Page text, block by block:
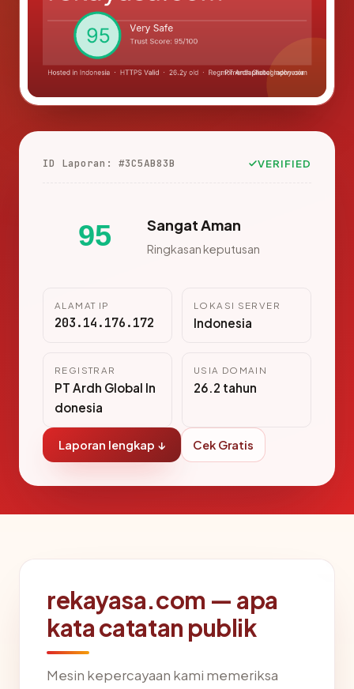
ID Laporan: #3C5AB83B VERIFIED
95 Sangat Aman
Ringkasan keputusan
ALAMAT IP
203.14.176.172
LOKASI SERVER
Indonesia
REGISTRAR
PT Ardh Global In
donesia
USIA DOMAIN
26.2 tahun
Laporan lengkap ↓ Cek Gratis
rekayasa.com — apa
kata catatan publik
Mesin kepercayaan kami memeriksa